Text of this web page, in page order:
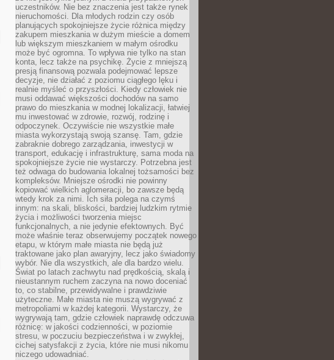
uczestników. Nie bez znaczenia jest także rynek
nieruchomości. Dla młodych rodzin czy osób
planujących spokojniejsze życie różnica między
zakupem mieszkania w dużym mieście a domem
lub większym mieszkaniem w małym ośrodku
może być ogromna. To wpływa nie tylko na stan
konta, lecz także na psychikę. Życie z mniejszą
presją finansową pozwala podejmować lepsze
decyzje, nie działać z poziomu ciągłego lęku i
realnie myśleć o przyszłości. Kiedy człowiek nie
musi oddawać większości dochodów na samo
prawo do mieszkania w modnej lokalizacji, łatwiej
mu inwestować w zdrowie, rozwój, rodzinę i
odpoczynek. Oczywiście nie wszystkie małe
miasta wykorzystają swoją szansę. Tam, gdzie
zabraknie dobrego zarządzania, inwestycji w
transport, edukację i infrastrukturę, sama moda na
spokojniejsze życie nie wystarczy. Potrzebna jest
też odwaga do budowania lokalnej tożsamości bez
kompleksów. Mniejsze ośrodki nie powinny
kopiować wielkich aglomeracji, bo zawsze będą
wtedy krok za nimi. Ich siła polega na czymś
innym: na skali, bliskości, bardziej ludzkim rytmie
życia i możliwości tworzenia miejsc
funkcjonalnych, a nie jedynie efektownych. Być
może właśnie teraz obserwujemy początek nowego
etapu, w którym małe miasta nie będą już
traktowane jako plan awaryjny, lecz jako świadomy
wybór. Nie dla wszystkich, ale dla bardzo wielu.
Świat po latach zachwytu nad prędkością, skalą i
nieustannym ruchem zaczyna na nowo doceniać
to, co stabilne, przewidywalne i prawdziwie
użyteczne. Małe miasta nie muszą wygrywać z
metropoliami w każdej kategorii. Wystarczy, że
wygrywają tam, gdzie człowiek naprawdę odczuwa
różnicę: w jakości codzienności, w poziomie
stresu, w poczuciu bezpieczeństwa i w zwykłej,
cichej satysfakcji z życia, które nie musi nikomu
niczego udowadniać.